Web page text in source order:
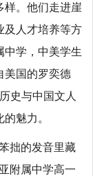
样。他们走进崖
及人才培养等方
中学，中美学生
美国的罗奕德
史与中国文人
魅力。
拙的发音里藏
附属中学高一